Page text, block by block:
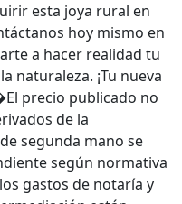
esta joya rural en
hoy mismo en
a hacer realidad tu
naturaleza. ¡Tu nueva
precio publicado no
de la
segunda mano se
según normativa
gastos de notaría y